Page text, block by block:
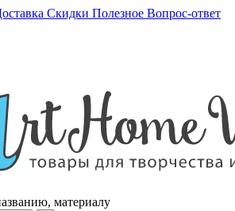
Скидки Полезное Вопрос-ответ
материалу